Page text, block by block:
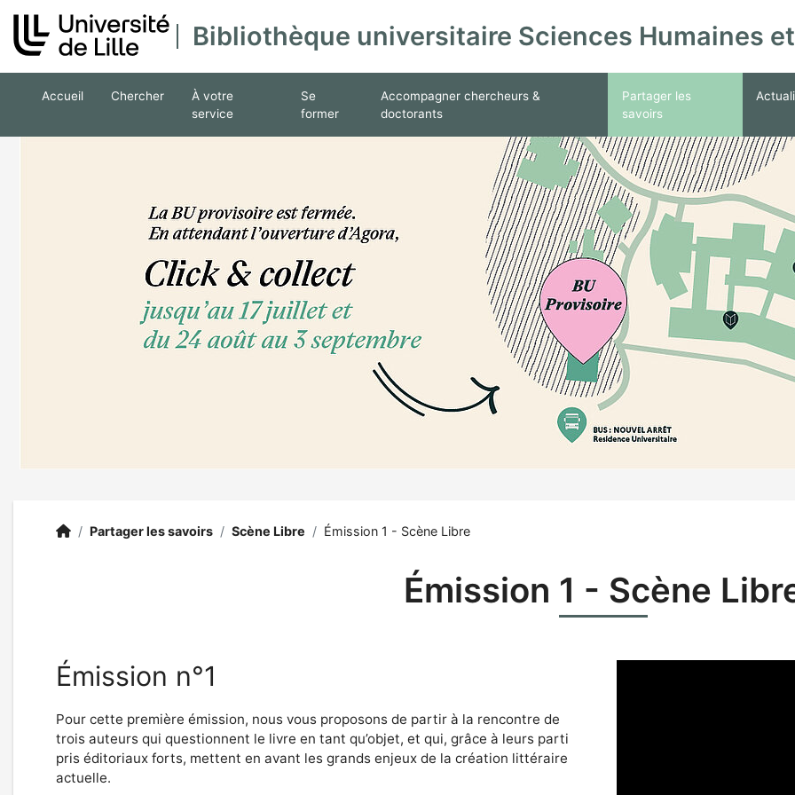
Bibliothèque universitaire Sciences Humaines
Accueil Chercher
À votre
service
Se
former
Accompagner chercheurs &
doctorants
Partager les
savoirs
BU SHS
Accueil
/ Partager les savoirs / Scène Libre / Émission 1 - Scène Libre
Émission 1 - Scène
Émission n°1
Pour cette première émission, nous vous proposons de partir à la rencontre de
trois auteurs qui questionnent le livre en tant qu’objet, et qui, grâce à leurs parti
pris éditoriaux forts, mettent en avant les grands enjeux de la création littéraire
actuelle.